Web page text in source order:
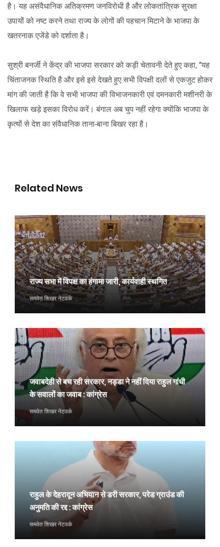
है। यह असंवैधानिक अतिक्रमण जनविरोधी है और लोकतांत्रिक सुरक्षा
उपायों को नष्ट करने तथा राज्य के लोगों की पहचान मिटाने के भाजपा के
खतरनाक एजेंडे को दर्शाता है।
सुश्री बनर्जी ने केंद्र की भाजपा सरकार को कड़ी चेतावनी देते हुए कहा, ‘’यह
चिंताजनक स्थिति है और इसे इसे देखते हुए सभी विपक्षी दलों से एकजुट होकर
मांग की जाती है कि वे सभी भाजपा की विभाजनकारी एवं दमनकारी मशीनरी के
खिलाफ खड़े इसका विरोध करें। बंगाल अब चुप नहीं रहेगा क्योंकि भाजपा के
कृत्यों से देश का संवैधानिक ताना-बाना बिखर रहा है।
Related News
राज्य सभा में विपक्ष का हंगामा जारी, कार्यवाही स्थगित
समवेत शिखर नेटवर्क
जवाबदेही से बच रही सरकार, नड्डा ने नहीं दिया राहुल गांधी
के सवालों का जवाब : कांग्रेस
समवेत शिखर नेटवर्क
राहुल के देहरादून अभियान से डरी सरकार, परेड ग्राउंड की
अनुमति की रद्द : कांग्रेस
समवेत शिखर नेटवर्क